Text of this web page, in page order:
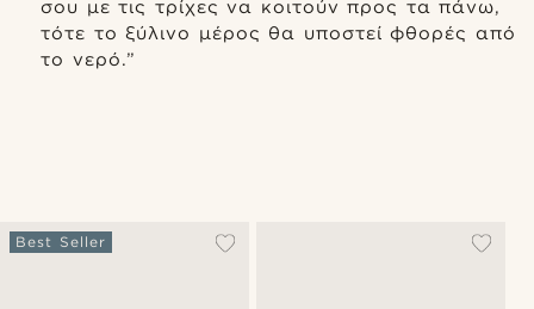
σου με τις τρίχες να κοιτούν προς τα πάνω,
τότε το ξύλινο μέρος θα υποστεί φθορές από
το νερό.”
Best Seller